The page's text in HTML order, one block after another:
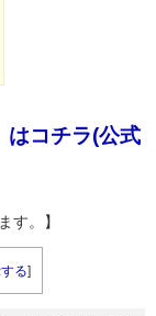
はコチラ(公式
す。】
る]